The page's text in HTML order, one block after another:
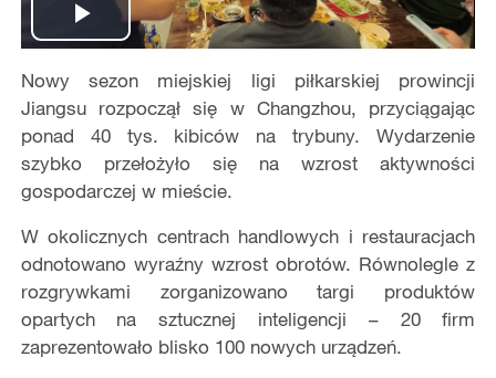
Play
Video
Nowy sezon miejskiej ligi piłkarskiej prowincji
Jiangsu rozpoczął się w Changzhou, przyciągając
ponad 40 tys. kibiców na trybuny. Wydarzenie
szybko przełożyło się na wzrost aktywności
gospodarczej w mieście.
W okolicznych centrach handlowych i restauracjach
odnotowano wyraźny wzrost obrotów. Równolegle z
rozgrywkami zorganizowano targi produktów
opartych na sztucznej inteligencji – 20 firm
zaprezentowało blisko 100 nowych urządzeń.